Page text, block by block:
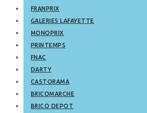
FRANPRIX
GALERIES LAFAYETTE
MONOPRIX
PRINTEMPS
FNAC
DARTY
CASTORAMA
BRICOMARCHE
BRICO DEPOT